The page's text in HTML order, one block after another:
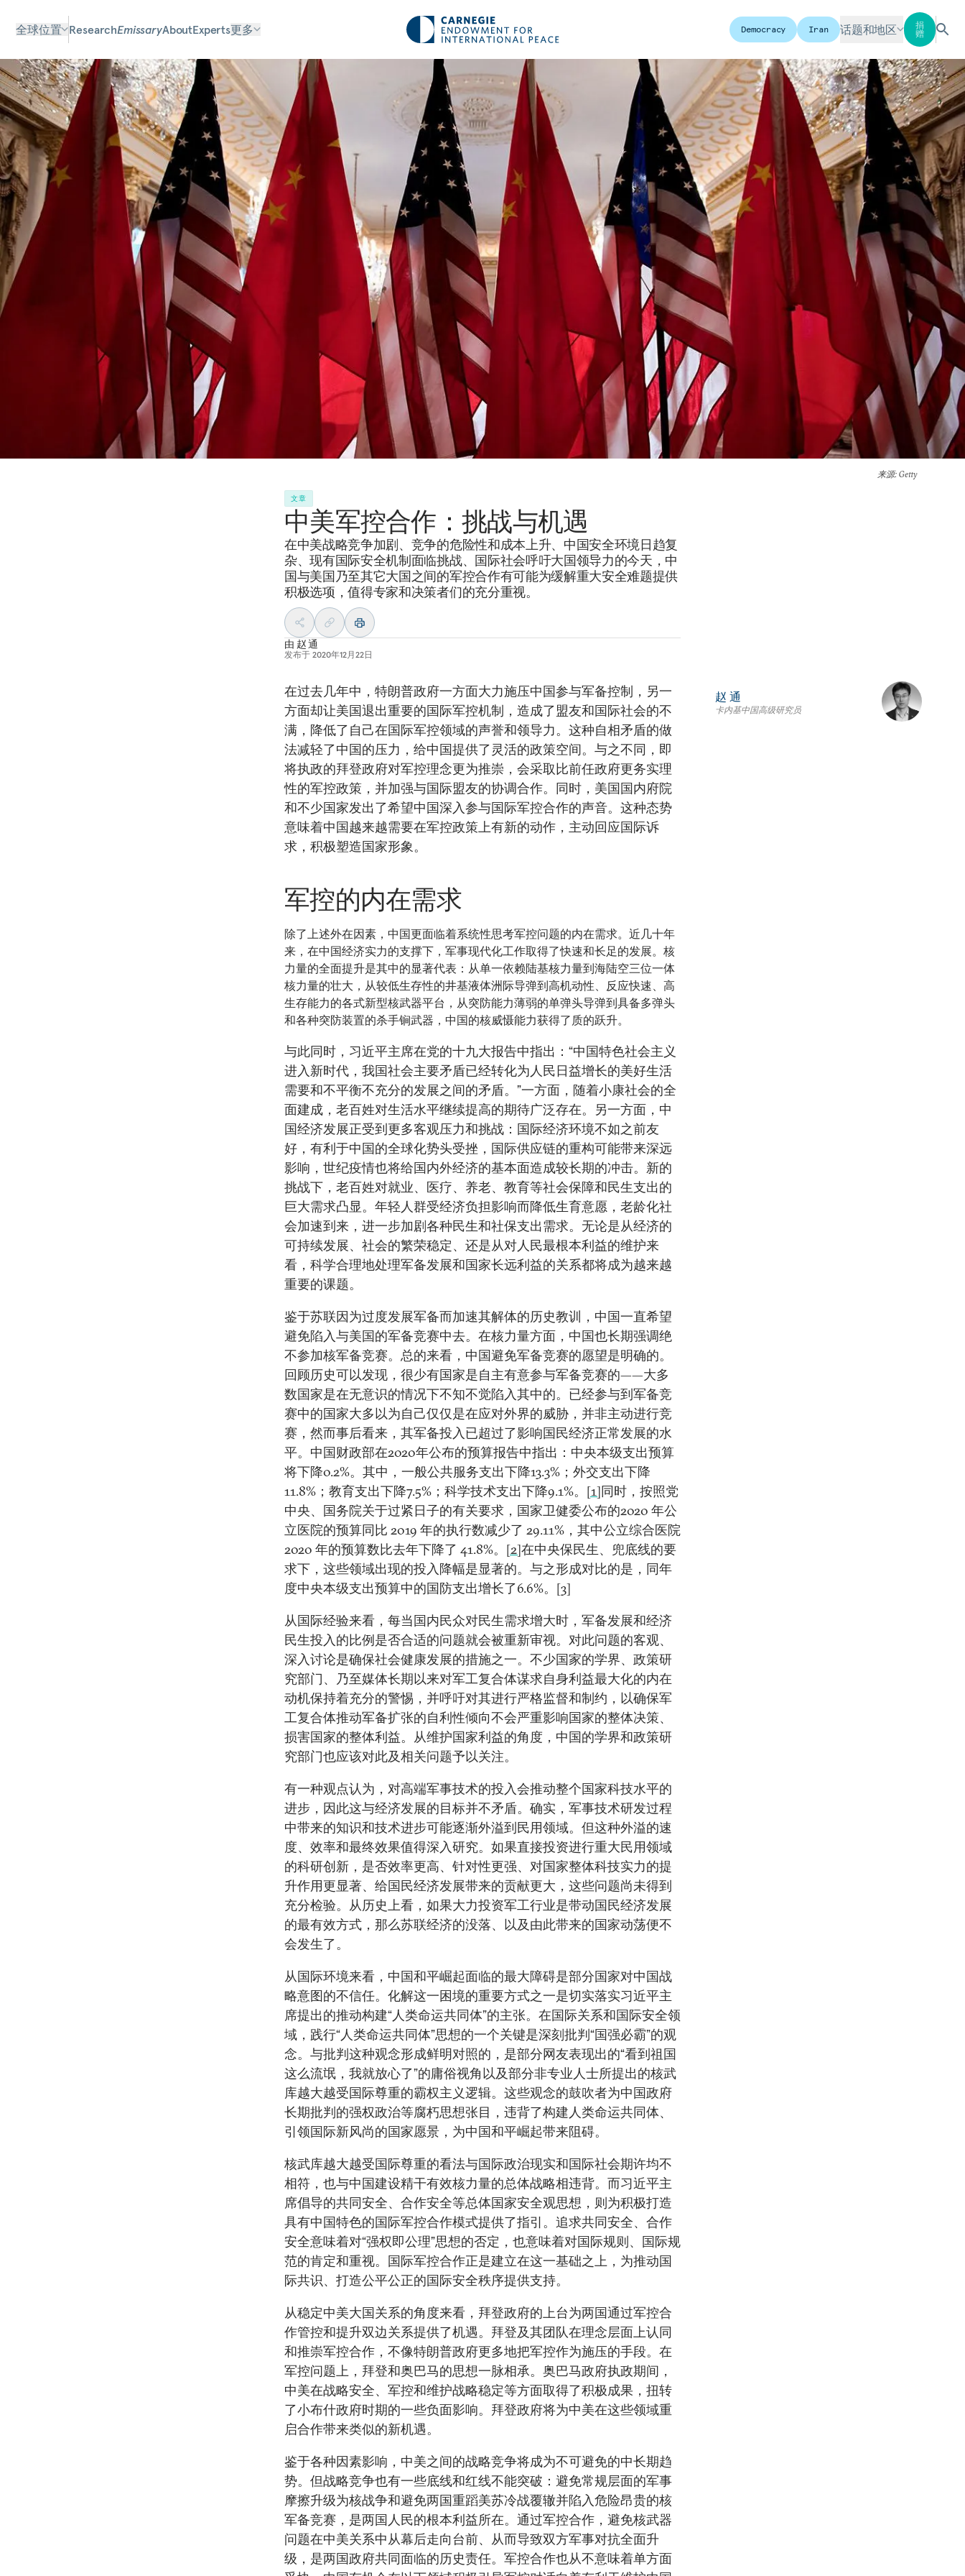
全球位置 ResearchEmissaryAboutExperts更多 Democracy Iran 话题和地区
捐
赠
来源: Getty
文章
中美军控合作：挑战与机遇
在中美战略竞争加剧、竞争的危险性和成本上升、中国安全环境日趋复
杂、现有国际安全机制面临挑战、国际社会呼吁大国领导力的今天，中
国与美国乃至其它大国之间的军控合作有可能为缓解重大安全难题提供
积极选项，值得专家和决策者们的充分重视。
由 赵 通
发布于 2020年12月22日
在过去几年中，特朗普政府一方面大力施压中国参与军备控制，另一
方面却让美国退出重要的国际军控机制，造成了盟友和国际社会的不
满，降低了自己在国际军控领域的声誉和领导力。这种自相矛盾的做
法减轻了中国的压力，给中国提供了灵活的政策空间。与之不同，即
将执政的拜登政府对军控理念更为推崇，会采取比前任政府更务实理
性的军控政策，并加强与国际盟友的协调合作。同时，美国国内府院
和不少国家发出了希望中国深入参与国际军控合作的声音。这种态势
意味着中国越来越需要在军控政策上有新的动作，主动回应国际诉
求，积极塑造国家形象。
军控的内在需求
除了上述外在因素，中国更面临着系统性思考军控问题的内在需求。近几十年
来，在中国经济实力的支撑下，军事现代化工作取得了快速和长足的发展。核
力量的全面提升是其中的显著代表：从单一依赖陆基核力量到海陆空三位一体
核力量的壮大，从较低生存性的井基液体洲际导弹到高机动性、反应快速、高
生存能力的各式新型核武器平台，从突防能力薄弱的单弹头导弹到具备多弹头
和各种突防装置的杀手锏武器，中国的核威慑能力获得了质的跃升。
与此同时，习近平主席在党的十九大报告中指出：“中国特色社会主义
进入新时代，我国社会主要矛盾已经转化为人民日益增长的美好生活
需要和不平衡不充分的发展之间的矛盾。”一方面，随着小康社会的全
面建成，老百姓对生活水平继续提高的期待广泛存在。另一方面，中
国经济发展正受到更多客观压力和挑战：国际经济环境不如之前友
好，有利于中国的全球化势头受挫，国际供应链的重构可能带来深远
影响，世纪疫情也将给国内外经济的基本面造成较长期的冲击。新的
挑战下，老百姓对就业、医疗、养老、教育等社会保障和民生支出的
巨大需求凸显。年轻人群受经济负担影响而降低生育意愿，老龄化社
会加速到来，进一步加剧各种民生和社保支出需求。无论是从经济的
可持续发展、社会的繁荣稳定、还是从对人民最根本利益的维护来
看，科学合理地处理军备发展和国家长远利益的关系都将成为越来越
重要的课题。
鉴于苏联因为过度发展军备而加速其解体的历史教训，中国一直希望
避免陷入与美国的军备竞赛中去。在核力量方面，中国也长期强调绝
不参加核军备竞赛。总的来看，中国避免军备竞赛的愿望是明确的。
回顾历史可以发现，很少有国家是自主有意参与军备竞赛的——大多
数国家是在无意识的情况下不知不觉陷入其中的。已经参与到军备竞
赛中的国家大多以为自己仅仅是在应对外界的威胁，并非主动进行竞
赛，然而事后看来，其军备投入已超过了影响国民经济正常发展的水
平。中国财政部在2020年公布的预算报告中指出：中央本级支出预算
将下降0.2%。其中，一般公共服务支出下降13.3%；外交支出下降
11.8%；教育支出下降7.5%；科学技术支出下降9.1%。 [1]同时，按照党
中央、国务院关于过紧日子的有关要求，国家卫健委公布的2020 年公
立医院的预算同比 2019 年的执行数减少了 29.11%，其中公立综合医院
2020 年的预算数比去年下降了 41.8%。 [2]在中央保民生、兜底线的要
求下，这些领域出现的投入降幅是显著的。与之形成对比的是，同年
度中央本级支出预算中的国防支出增长了6.6%。 [3]
从国际经验来看，每当国内民众对民生需求增大时，军备发展和经济
民生投入的比例是否合适的问题就会被重新审视。对此问题的客观、
深入讨论是确保社会健康发展的措施之一。不少国家的学界、政策研
究部门、乃至媒体长期以来对军工复合体谋求自身利益最大化的内在
动机保持着充分的警惕，并呼吁对其进行严格监督和制约，以确保军
工复合体推动军备扩张的自利性倾向不会严重影响国家的整体决策、
损害国家的整体利益。从维护国家利益的角度，中国的学界和政策研
究部门也应该对此及相关问题予以关注。
有一种观点认为，对高端军事技术的投入会推动整个国家科技水平的
进步，因此这与经济发展的目标并不矛盾。确实，军事技术研发过程
中带来的知识和技术进步可能逐渐外溢到民用领域。但这种外溢的速
度、效率和最终效果值得深入研究。如果直接投资进行重大民用领域
的科研创新，是否效率更高、针对性更强、对国家整体科技实力的提
升作用更显著、给国民经济发展带来的贡献更大，这些问题尚未得到
充分检验。从历史上看，如果大力投资军工行业是带动国民经济发展
的最有效方式，那么苏联经济的没落、以及由此带来的国家动荡便不
会发生了。
从国际环境来看，中国和平崛起面临的最大障碍是部分国家对中国战
略意图的不信任。化解这一困境的重要方式之一是切实落实习近平主
席提出的推动构建“人类命运共同体”的主张。在国际关系和国际安全领
域，践行“人类命运共同体”思想的一个关键是深刻批判“国强必霸”的观
念。与批判这种观念形成鲜明对照的，是部分网友表现出的“看到祖国
这么流氓，我就放心了”的庸俗视角以及部分非专业人士所提出的核武
库越大越受国际尊重的霸权主义逻辑。这些观念的鼓吹者为中国政府
长期批判的强权政治等腐朽思想张目，违背了构建人类命运共同体、
引领国际新风尚的国家愿景，为中国和平崛起带来阻碍。
核武库越大越受国际尊重的看法与国际政治现实和国际社会期许均不
相符，也与中国建设精干有效核力量的总体战略相违背。而习近平主
席倡导的共同安全、合作安全等总体国家安全观思想，则为积极打造
具有中国特色的国际军控合作模式提供了指引。追求共同安全、合作
安全意味着对“强权即公理”思想的否定，也意味着对国际规则、国际规
范的肯定和重视。国际军控合作正是建立在这一基础之上，为推动国
际共识、打造公平公正的国际安全秩序提供支持。
从稳定中美大国关系的角度来看，拜登政府的上台为两国通过军控合
作管控和提升双边关系提供了机遇。拜登及其团队在理念层面上认同
和推崇军控合作，不像特朗普政府更多地把军控作为施压的手段。在
军控问题上，拜登和奥巴马的思想一脉相承。奥巴马政府执政期间，
中美在战略安全、军控和维护战略稳定等方面取得了积极成果，扭转
了小布什政府时期的一些负面影响。拜登政府将为中美在这些领域重
启合作带来类似的新机遇。
鉴于各种因素影响，中美之间的战略竞争将成为不可避免的中长期趋
势。但战略竞争也有一些底线和红线不能突破：避免常规层面的军事
摩擦升级为核战争和避免两国重蹈美苏冷战覆辙并陷入危险昂贵的核
军备竞赛，是两国人民的根本利益所在。通过军控合作，避免核武器
问题在中美关系中从幕后走向台前、从而导致双方军事对抗全面升
级，是两国政府共同面临的历史责任。军控合作也从不意味着单方面
赵 通
卡内基中国高级研究员